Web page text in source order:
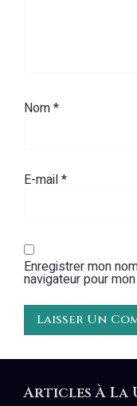
Nom*
E-mail*
Enregistrer mon
navigateur pour
Articles À La